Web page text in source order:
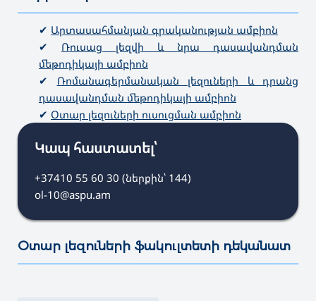
✔ Արտասահմանյան գրականության ամբիոն
✔ Ռուսաց լեզվի և նրա դասավանդման
մեթոդիկայի ամբիոն
✔ Ռոմանագերմանական լեզուների և դրանց
դասավանդման մեթոդիկայի ամբիոն
✔ Օտար լեզուների ուսուցման ամբիոն
Կապ հաստատել՝
+37410 55 60 30 (ներքին՝ 144)
ol-10@aspu.am
Օտար լեզուների ֆակուլտետի դեկանատ